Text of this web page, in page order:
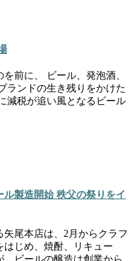
前に、 ビール、発泡酒、
ランドの生き残りをかけた
減税が追い風となるビール
製造開始 秩父の祭りをイ
尾本店は、2月からクラフ
はじめ、焼酎、リキュー